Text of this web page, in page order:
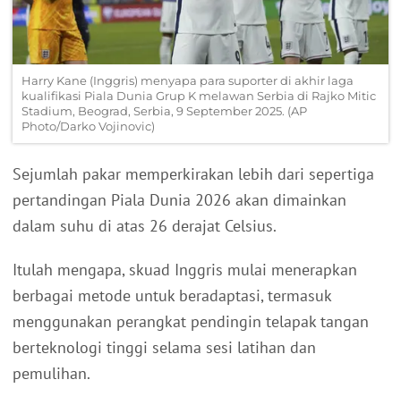
Harry Kane (Inggris) menyapa para suporter di akhir laga
kualifikasi Piala Dunia Grup K melawan Serbia di Rajko Mitic
Stadium, Beograd, Serbia, 9 September 2025. (AP
Photo/Darko Vojinovic)
Sejumlah pakar memperkirakan lebih dari sepertiga
pertandingan Piala Dunia 2026 akan dimainkan
dalam suhu di atas 26 derajat Celsius.
Itulah mengapa, skuad Inggris mulai menerapkan
berbagai metode untuk beradaptasi, termasuk
menggunakan perangkat pendingin telapak tangan
berteknologi tinggi selama sesi latihan dan
pemulihan.